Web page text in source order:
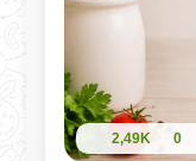
2,49K 0